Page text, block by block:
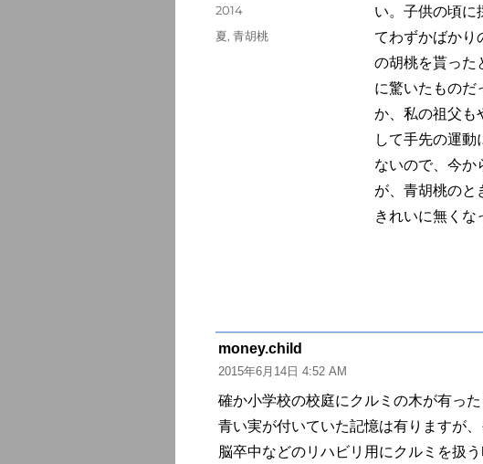
い。子供の頃に
てわずかばかり
の胡桃を貰っ
に驚いたものだ
か、私の祖父も
して手先の運
ないので、今か
が、青胡桃のと
きれいに無くな
カ
テ
2014
タ
夏, 青胡桃
money.child
り:
2015年6月14日 4:52 AM
確か小学校の校庭にクルミの木が有った
青い実が付いていた記憶は有りますが
脳卒中などのリハビリ用にクルミを扱う